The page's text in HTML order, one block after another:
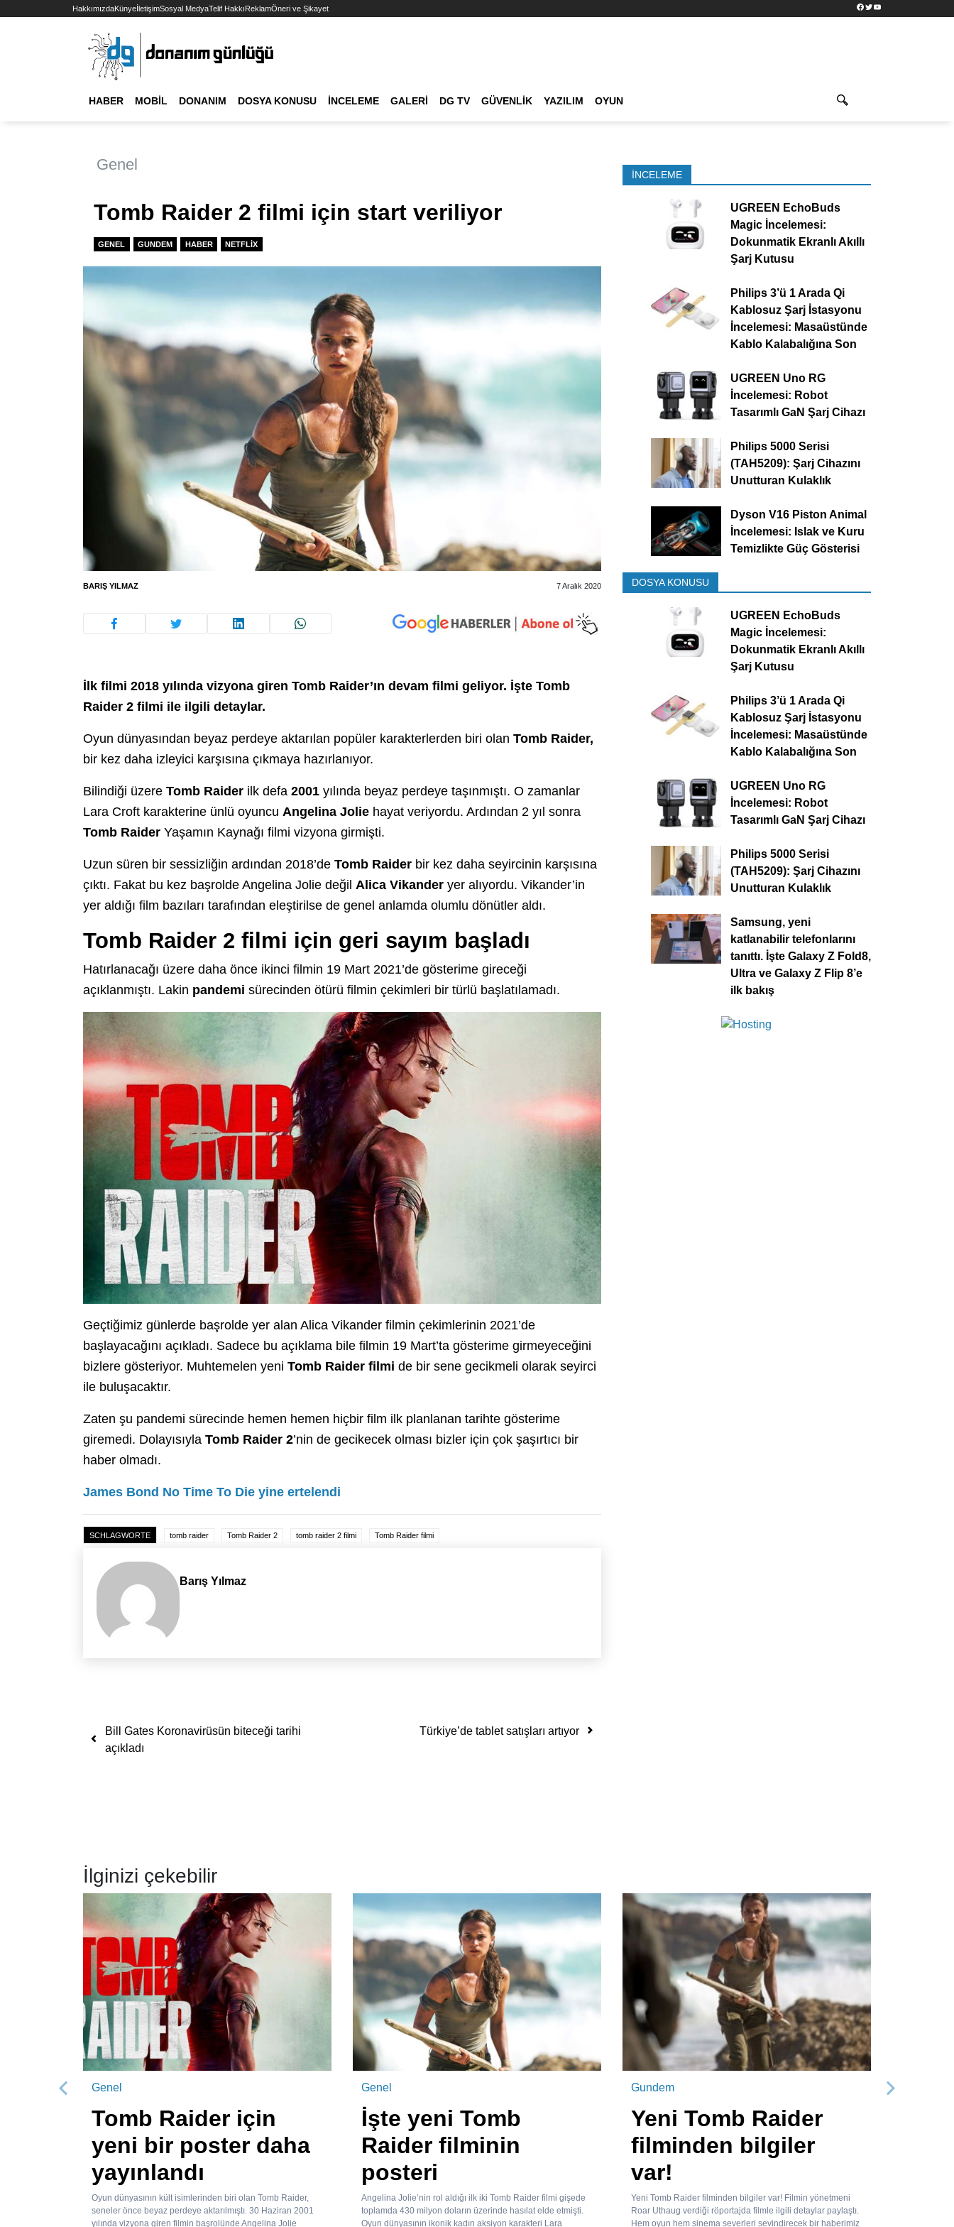
HakkımızdaKünyeİletişimSosyal MedyaTelif HakkıReklamÖneri ve Şikayet Facebook
TwitterYouTube
HABER MOBIL DONANIM DOSYA KONUSU İNCELEME GALERI DG TV GÜVENLIK YAZILIM OYUN
Genel
Tomb Raider 2 filmi için start veriliyor
GENEL GUNDEM HABER NETFLIX
BARIŞ YILMAZ 7 Aralık 2020
İlk filmi 2018 yılında vizyona giren Tomb Raider’ın devam filmi geliyor. İşte Tomb
Raider 2 filmi ile ilgili detaylar.
Oyun dünyasından beyaz perdeye aktarılan popüler karakterlerden biri olan Tomb Raider,
bir kez daha izleyici karşısına çıkmaya hazırlanıyor.
Bilindiği üzere Tomb Raider ilk defa 2001 yılında beyaz perdeye taşınmıştı. O zamanlar
Lara Croft karakterine ünlü oyuncu Angelina Jolie hayat veriyordu. Ardından 2 yıl sonra
Tomb Raider Yaşamın Kaynağı filmi vizyona girmişti.
Uzun süren bir sessizliğin ardından 2018’de Tomb Raider bir kez daha seyircinin karşısına
çıktı. Fakat bu kez başrolde Angelina Jolie değil Alica Vikander yer alıyordu. Vikander’in
yer aldığı film bazıları tarafından eleştirilse de genel anlamda olumlu dönütler aldı.
Tomb Raider 2 filmi için geri sayım başladı
Hatırlanacağı üzere daha önce ikinci filmin 19 Mart 2021’de gösterime gireceği
açıklanmıştı. Lakin pandemi sürecinden ötürü filmin çekimleri bir türlü başlatılamadı.
Geçtiğimiz günlerde başrolde yer alan Alica Vikander filmin çekimlerinin 2021’de
başlayacağını açıkladı. Sadece bu açıklama bile filmin 19 Mart’ta gösterime girmeyeceğini
bizlere gösteriyor. Muhtemelen yeni Tomb Raider filmi de bir sene gecikmeli olarak seyirci
ile buluşacaktır.
Zaten şu pandemi sürecinde hemen hemen hiçbir film ilk planlanan tarihte gösterime
giremedi. Dolayısıyla Tomb Raider 2’nin de gecikecek olması bizler için çok şaşırtıcı bir
haber olmadı.
James Bond No Time To Die yine ertelendi
SCHLAGWORTE tomb raider Tomb Raider 2 tomb raider 2 filmi Tomb Raider filmi
Barış Yılmaz
Yazı dolaşımı
Bill Gates Koronavirüsün biteceği tarihi
açıkladı
Türkiye’de tablet satışları artıyor
İNCELEME
UGREEN EchoBuds
Magic İncelemesi:
Dokunmatik Ekranlı Akıllı
Şarj Kutusu
Philips 3’ü 1 Arada Qi
Kablosuz Şarj İstasyonu
İncelemesi: Masaüstünde
Kablo Kalabalığına Son
UGREEN Uno RG
İncelemesi: Robot
Tasarımlı GaN Şarj Cihazı
Philips 5000 Serisi
(TAH5209): Şarj Cihazını
Unutturan Kulaklık
Dyson V16 Piston Animal
İncelemesi: Islak ve Kuru
Temizlikte Güç Gösterisi
DOSYA KONUSU
UGREEN EchoBuds
Magic İncelemesi:
Dokunmatik Ekranlı Akıllı
Şarj Kutusu
Philips 3’ü 1 Arada Qi
Kablosuz Şarj İstasyonu
İncelemesi: Masaüstünde
Kablo Kalabalığına Son
UGREEN Uno RG
İncelemesi: Robot
Tasarımlı GaN Şarj Cihazı
Philips 5000 Serisi
(TAH5209): Şarj Cihazını
Unutturan Kulaklık
Samsung, yeni
katlanabilir telefonlarını
tanıttı. İşte Galaxy Z Fold8,
Ultra ve Galaxy Z Flip 8’e
ilk bakış
İlginizi çekebilir
Genel
Tomb Raider için
yeni bir poster daha
yayınlandı
Oyun dünyasının kült isimlerinden biri olan Tomb Raider,
seneler önce beyaz perdeye aktarılmıştı. 30 Haziran 2001
yılında vizyona giren filmin başrolünde Angelina Jolie
Genel
İşte yeni Tomb
Raider filminin
posteri
Angelina Jolie’nin rol aldığı ilk iki Tomb Raider filmi gişede
toplamda 430 milyon doların üzerinde hasılat elde etmişti.
Oyun dünyasının ikonik kadın aksiyon karakteri Lara
Gundem
Yeni Tomb Raider
filminden bilgiler
var!
Yeni Tomb Raider filminden bilgiler var! Filmin yönetmeni
Roar Uthaug verdiği röportajda filmle ilgili detaylar paylaştı.
Hem oyun hem sinema severleri sevindirecek bir haberimiz
Önceki Sonraki